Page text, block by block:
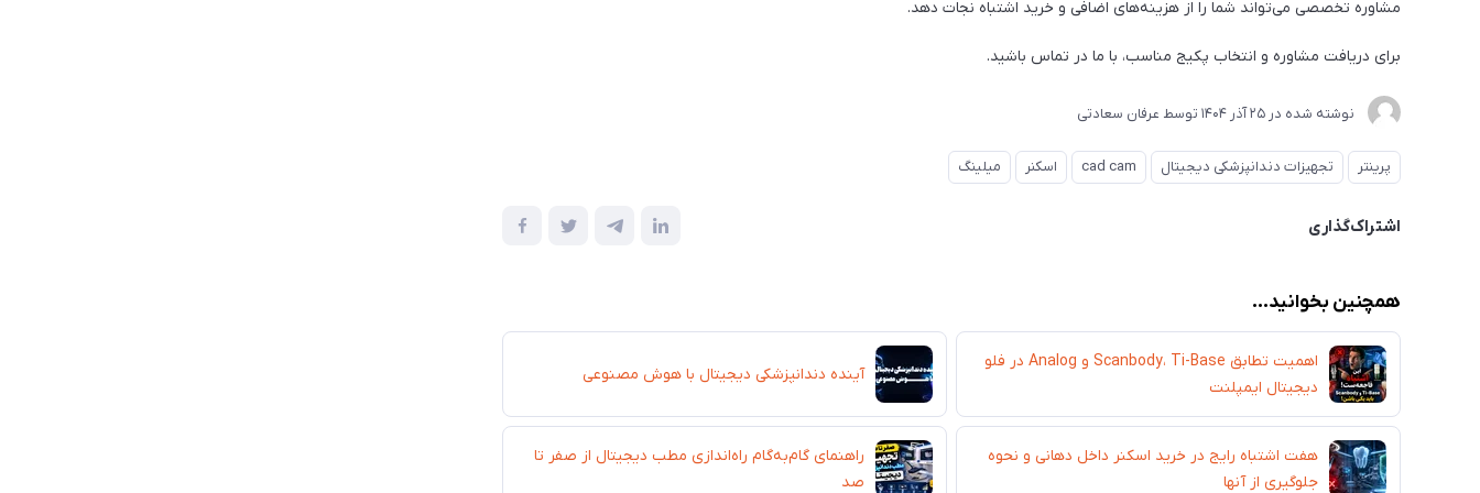
مشاوره تخصصی می‌تواند شما را از هزینه‌های اضافی و خرید اشتباه نجات دهد.
برای دریافت مشاوره و انتخاب پکیج مناسب، با ما در تماس باشید.
نوشته شده در 25 آذر 1404 توسط عرفان سعادتی
پرینتر تجهیزات دندانپزشکی دیجیتال cad cam اسکنر میلینگ
اشتراک‌گذاری
همچنین بخوانید...
اهمیت تطابق Scanbody، Ti-Base و Analog در فلو
دیجیتال ایمپلنت
آینده دندانپزشکی دیجیتال با هوش مصنوعی
هفت اشتباه رایج در خرید اسکنر داخل دهانی و نحوه
جلوگیری از آنها
راهنمای گام‌به‌گام راه‌اندازی مطب دیجیتال از صفر تا
صد